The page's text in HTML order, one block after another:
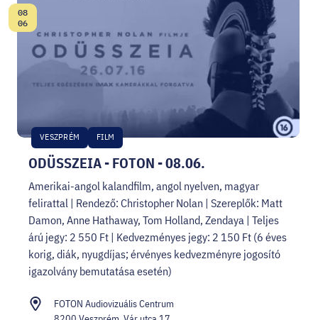
ODÜSSZEIA - FOTON - 08.06.
VESZPRÉM FILM
Date:
08
06
Amerikai-angol kalandfilm, angol nyelven, magyar
felirattal | Rendező: Christopher Nolan | Szereplők: Matt
Damon, Anne Hathaway, Tom Holland, Zendaya | Teljes
árú jegy: 2 550 Ft | Kedvezményes jegy: 2 150 Ft (6 éves
korig, diák, nyugdíjas; érvényes kedvezményre jogosító
igazolvány bemutatása esetén)
FOTON Audiovizuális Centrum